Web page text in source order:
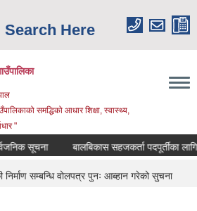
Search Here
समद्धिको आधार शिक्षा, स्‍वास्‍थ्‍य,
"
सूचना बालबिकास सहजकर्ता पदपूर्तीका लागि
निर्माण सम्बन्धि वोलपत्र पुनः आब्हान गरेको सुचना